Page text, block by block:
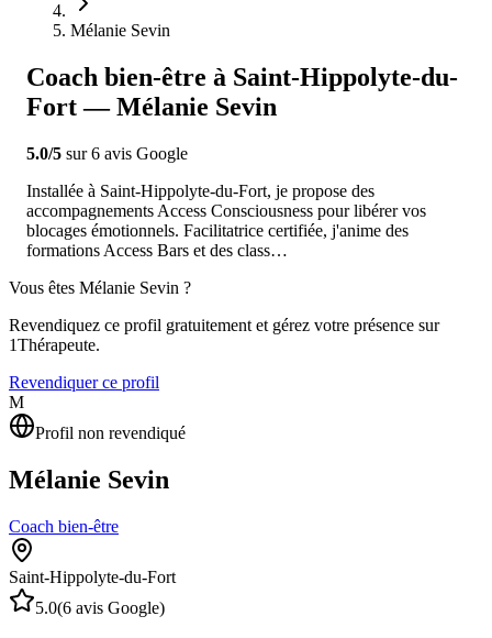
Mélanie Sevin
Coach bien-être à Saint-Hippolyte-du-
Fort — Mélanie Sevin
5.0/5 sur6 avis Google
Installée à Saint-Hippolyte-du-Fort, je propose des
accompagnements Access Consciousness pour libérer vos
blocages émotionnels. Facilitatrice certifiée, j'anime des
formations Access Bars et des class…
Vous êtes Mélanie Sevin ?
Revendiquez ce profil gratuitement et gérez votre présence sur
1Thérapeute.
Revendiquer ce profil
M
Profil non revendiqué
Mélanie Sevin
Coach bien-être
Saint-Hippolyte-du-Fort
5.0(6 avis Google)